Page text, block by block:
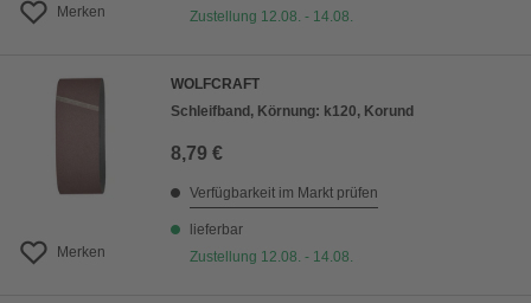
Merken
Zustellung 12.08. - 14.08.
Merken
WOLFCRAFT
Schleifband, Körnung: k120, Korund
8,79 €
Verfügbarkeit im Markt prüfen
lieferbar
Zustellung 12.08. - 14.08.